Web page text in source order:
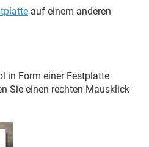
auf einem anderen
in Form einer Festplatte
Sie einen rechten Mausklick